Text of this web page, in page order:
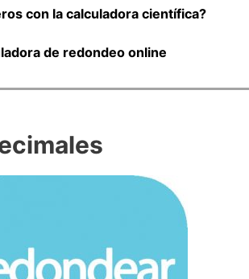
con la calculadora científica?
de redondeo online